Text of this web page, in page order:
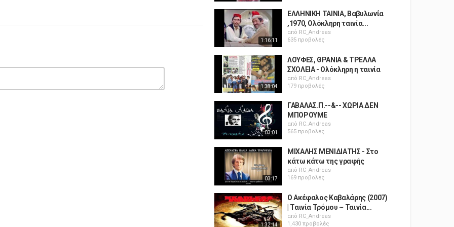
τον υποδέχεται με το δικό της στυλ, και τον φέρνει σε
για να διασκεδάσουν σε κάποια ντίσκο ανακαλύπτουν πως ο
αλλά ένας μοντέρνος νέος που ζει τη ζωή του. Η Τόνια τον
μέθοδο διδασκαλίας. Διδάσκει με ποπ μουσική και χορό και
1:16:11
ΕΛΛΗΝΙΚΗ ΤΑΙΝΙΑ, Βαβυλωνία
,1970, Ολόκληρη ταινία...
από RC_Andreas
635 προβολές
1:38:04
ΛΟΥΦΕΣ, ΘΡΑΝΙΑ & ΤΡΕΛΛΑ
ΣΧΟΛΕΙΑ - Ολόκληρη η ταινία
από RC_Andreas
179 προβολές
03:01
ΓΑΒΑΛΑΣ.Π.--&-- ΧΩΡΙΑ ΔΕΝ
ΜΠΟΡΟΥΜΕ
από RC_Andreas
565 προβολές
03:17
ΜΙΧΑΛΗΣ ΜΕΝΙΔΙΑΤΗΣ - Στο
κάτω κάτω της γραφής
από RC_Andreas
169 προβολές
1:32:14
Ο Ακέφαλος Καβαλάρης (2007)
| Ταινία Τρόμου ~ Ταινία...
από RC_Andreas
1,430 προβολές